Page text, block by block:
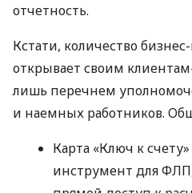
отчетность.
Кстати, количество
открывает своим
лишь перечнем
и наемных работников.
Карта «Ключ к
инструмент для